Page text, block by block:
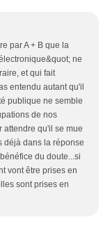
par A + B que la
ne
et qui fait
entendu autant qu'il
publique ne semble
de nos
attendre qu'il se mue
déjà dans la réponse
du doute...si
vont être prises en
sont prises en